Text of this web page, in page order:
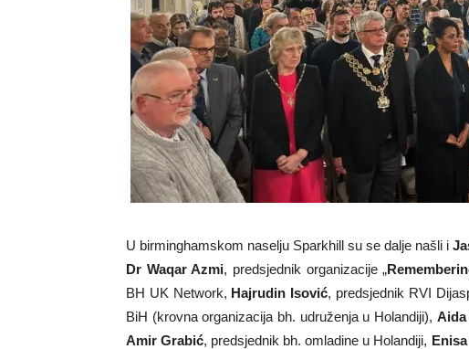
U birminghamskom naselju Sparkhill su se dalje našli i
Dr Waqar Azmi, predsjednik organizacije „
BH UK Network, Hajrudin Isović, predsjednik RVI
BiH (krovna organizacija bh. udruženja u Holandiji),
Amir Grabić, predsjednik bh. omladine u Holandiji,